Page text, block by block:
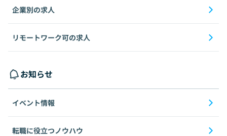
企業別の求人
リモートワーク可の求人
お知らせ
イベント情報
転職に役立つノウハウ